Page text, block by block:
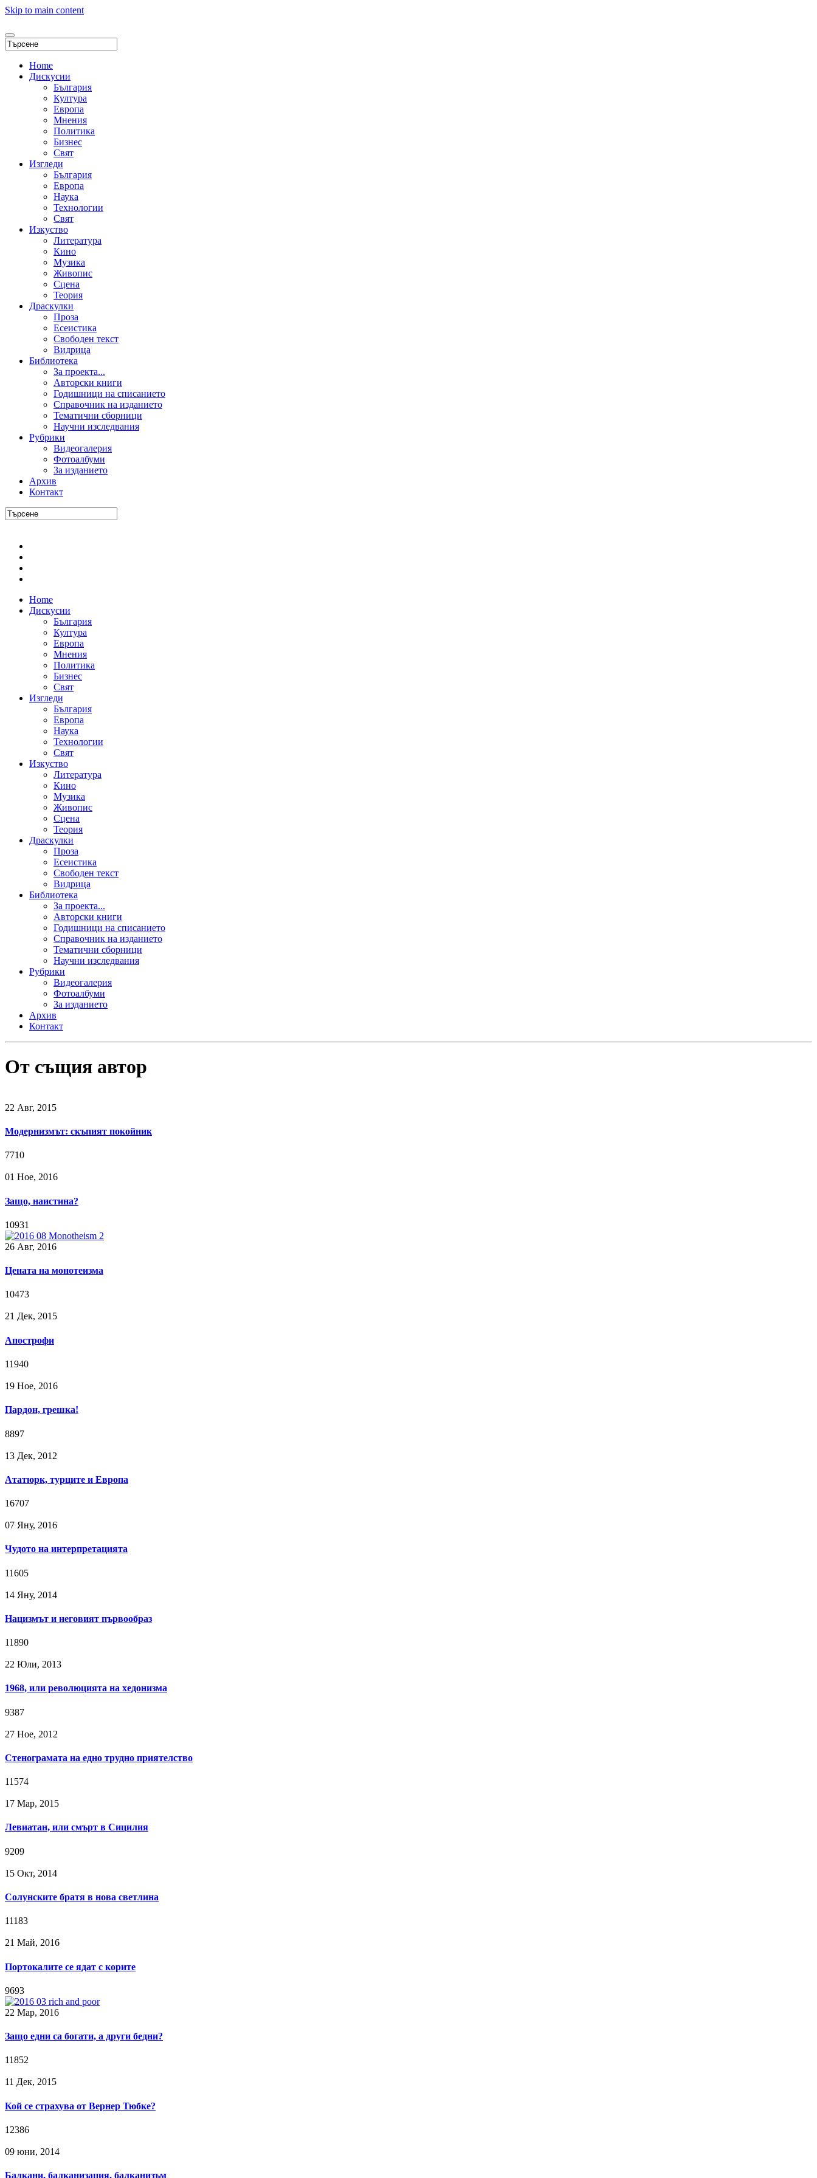
Skip to main content
Home
Дискусии
България
Култура
Европа
Мнения
Политика
Бизнес
Свят
Изгледи
България
Европа
Наука
Технологии
Свят
Изкуство
Литература
Кино
Музика
Живопис
Сцена
Теория
Драскулки
Проза
Есеистика
Свободен текст
Видрица
Библиотека
За проекта...
Авторски книги
Годишници на списанието
Справочник на изданието
Тематични сборници
Научни изследвания
Рубрики
Видеогалерия
Фотоалбуми
За изданието
Архив
Контакт
Home
Дискусии
България
Култура
Европа
Мнения
Политика
Бизнес
Свят
Изгледи
България
Европа
Наука
Технологии
Свят
Изкуство
Литература
Кино
Музика
Живопис
Сцена
Теория
Драскулки
Проза
Есеистика
Свободен текст
Видрица
Библиотека
За проекта...
Авторски книги
Годишници на списанието
Справочник на изданието
Тематични сборници
Научни изследвания
Рубрики
Видеогалерия
Фотоалбуми
За изданието
Архив
Контакт
От същия автор
22 Авг, 2015
Модернизмът: скъпият покойник
7710
01 Ное, 2016
Защо, наистина?
10931
26 Авг, 2016
Цената на монотеизма
10473
21 Дек, 2015
Апострофи
11940
19 Ное, 2016
Пардон, грешка!
8897
13 Дек, 2012
Aтатюрк, турците и Eвропа
16707
07 Яну, 2016
Чудото на интерпретацията
11605
14 Яну, 2014
Нацизмът и неговият първообраз
11890
22 Юли, 2013
1968, или революцията на хедонизма
9387
27 Ное, 2012
Стенограмата на едно трудно приятелство
11574
17 Мар, 2015
Левиатан, или смърт в Сицилия
9209
15 Окт, 2014
Солунските братя в нова светлина
11183
21 Май, 2016
Портокалите се ядат с корите
9693
22 Мар, 2016
Защо едни са богати, а други бедни?
11852
11 Дек, 2015
Кой се страхува от Вернер Тюбке?
12386
09 юни, 2014
Балкани, балканизация, балканизъм